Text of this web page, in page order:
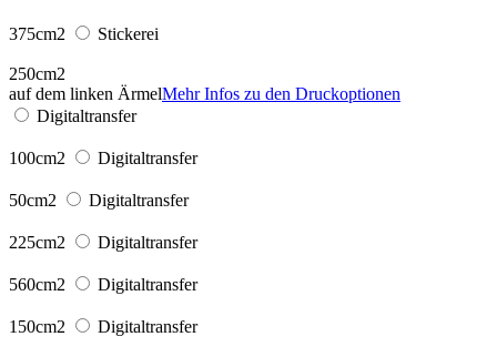
375cm2 Stickerei
250cm2
auf dem linken ÄrmelMehr Infos zu den Druckoptionen
Digitaltransfer
100cm2 Digitaltransfer
50cm2 Digitaltransfer
225cm2 Digitaltransfer
560cm2 Digitaltransfer
150cm2 Digitaltransfer